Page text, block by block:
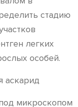
стадию
легких
особей.
микроскопом